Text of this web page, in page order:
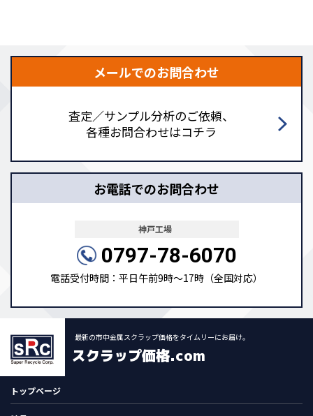
メールでのお問合わせ
査定／サンプル分析のご依頼、
各種お問合わせはコチラ
お電話でのお問合わせ
神戸工場
0797-78-6070
電話受付時間：平日午前9時～17時（全国対応）
最新の市中金属スクラップ価格をタイムリーにお届け。
スクラップ価格.com
トップページ